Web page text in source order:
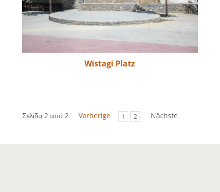
Wistagi Platz
Σελίδα 2 από 2 Vorherige 1 2 Nächste